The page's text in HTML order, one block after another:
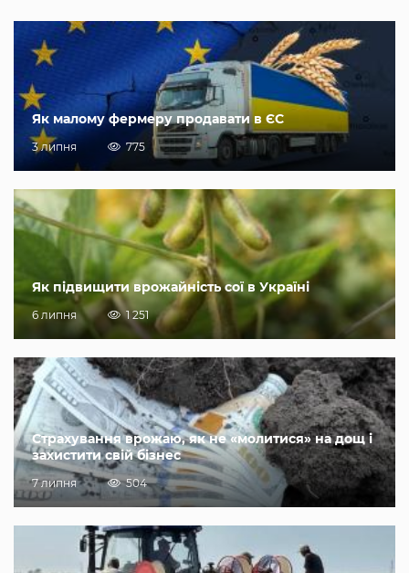
Як малому фермеру продавати в ЄС
3 липня 775
Як підвищити врожайність сої в Україні
6 липня 1 251
Страхування врожаю, як не «молитися» на дощ і
захистити свій бізнес
7 липня 504